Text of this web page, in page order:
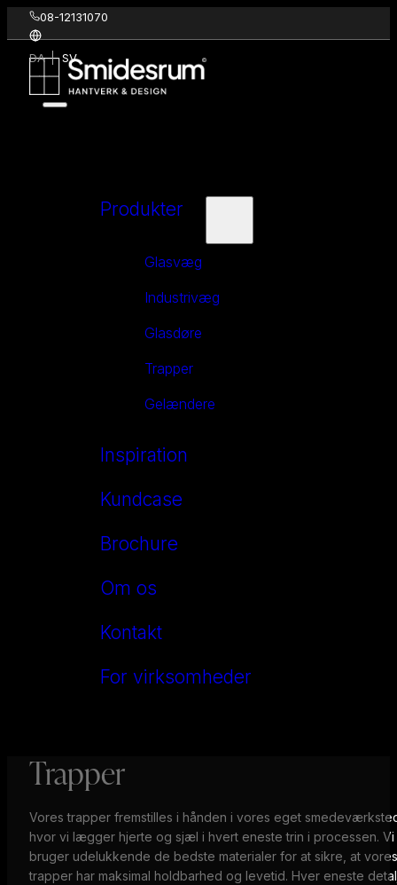
08-12131070
DA SV
Produkter
Glasvæg
Industrivæg
Glasdøre
Trapper
Gelændere
Inspiration
Kundcase
Brochure
Om os
Kontakt
For virksomheder
Trapper
Vores trapper fremstilles i hånden i vores eget
hvor vi lægger hjerte og sjæl i hvert eneste trin i processen. Vi
bruger udelukkende de bedste materialer for at sikre, at vores
trapper har maksimal holdbarhed og levetid. Hver eneste